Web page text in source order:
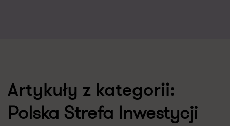
Artykuły z kategorii:
Polska Strefa Inwestycji